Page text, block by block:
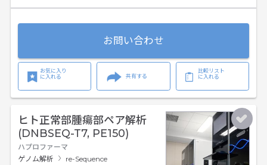
お問い合わせ
お気に入り
に入れる
共有する
比較リスト
に入れる
ヒト正常部腫瘍部ペア解析
(DNBSEQ-T7, PE150)
ハプロファーマ
ゲノム解析
re-Sequence